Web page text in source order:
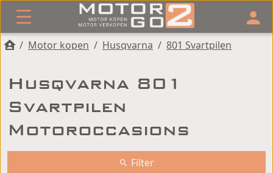
/ Motor kopen / Husqvarna / 801 Svartpilen
Husqvarna 801
Svartpilen
Motoroccasions
Filter